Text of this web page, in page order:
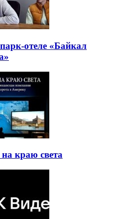
отеле «Байкал
краю света